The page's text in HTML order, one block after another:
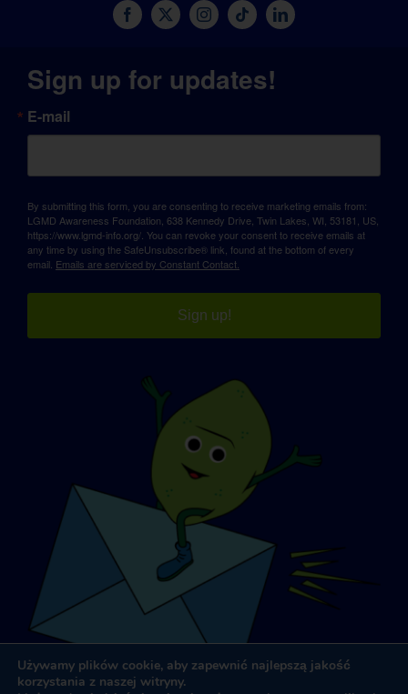
Sign up for updates!
E-mail
By submitting this form, you are consenting to receive marketing emails from:
LGMD Awareness Foundation, 638 Kennedy Drive, Twin Lakes, WI, 53181, US,
https://www.lgmd-info.org/. You can revoke your consent to receive emails at
any time by using the SafeUnsubscribe® link, found at the bottom of every
email. Emails are serviced by Constant Contact.
Sign up!
Używamy plików cookie, aby zapewnić najlepszą jakość
korzystania z naszej witryny.